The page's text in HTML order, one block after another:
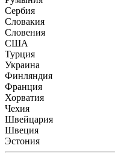
Сербия
Словакия
Словения
США
Турция
Украина
Финляндия
Франция
Хорватия
Чехия
Швейцария
Швеция
Эстония